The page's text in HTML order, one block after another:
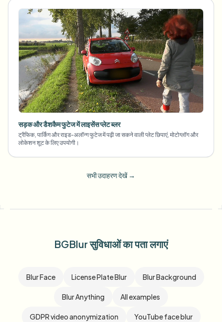
सड़क और डैशकैम फुटेज में लाइसेंस प्लेट ब्लर
ट्रैफिक, पार्किंग और राइड-अलॉन्ग फुटेज में पढ़ी जा सकने वाली प्लेट छिपाएं, मोटोग्लॉग और
लोकेशन शूट के लिए उपयोगी।
सभी उदाहरण देखें →
BGBlur सुविधाओं का पता लगाएं
Blur Face License Plate Blur Blur Background
Blur Anything All examples
GDPR video anonymization YouTube face blur